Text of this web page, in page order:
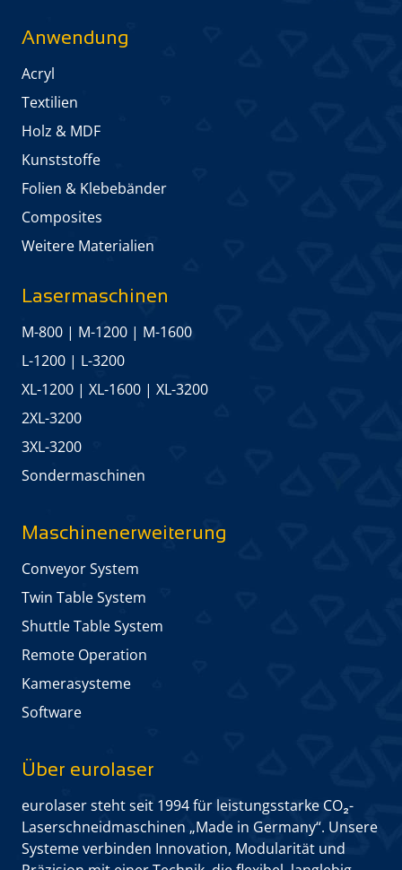
Anwendung
Acryl
Textilien
Holz & MDF
Kunststoffe
Folien & Klebebänder
Composites
Weitere Materialien
Lasermaschinen
M-800 | M-1200 | M-1600
L-1200 | L-3200
XL-1200 | XL-1600 | XL-3200
2XL-3200
3XL-3200
Sonder­maschinen
Maschinen­erweiterung
Conveyor System
Twin Table System
Shuttle Table System
Remote Operation
Kamera­systeme
Software
Über eurolaser
eurolaser steht seit 1994 für leistungs­starke CO₂-
Laserschneid­maschinen „Made in Germany“. Unsere
Systeme verbinden Innovation, Modularität und